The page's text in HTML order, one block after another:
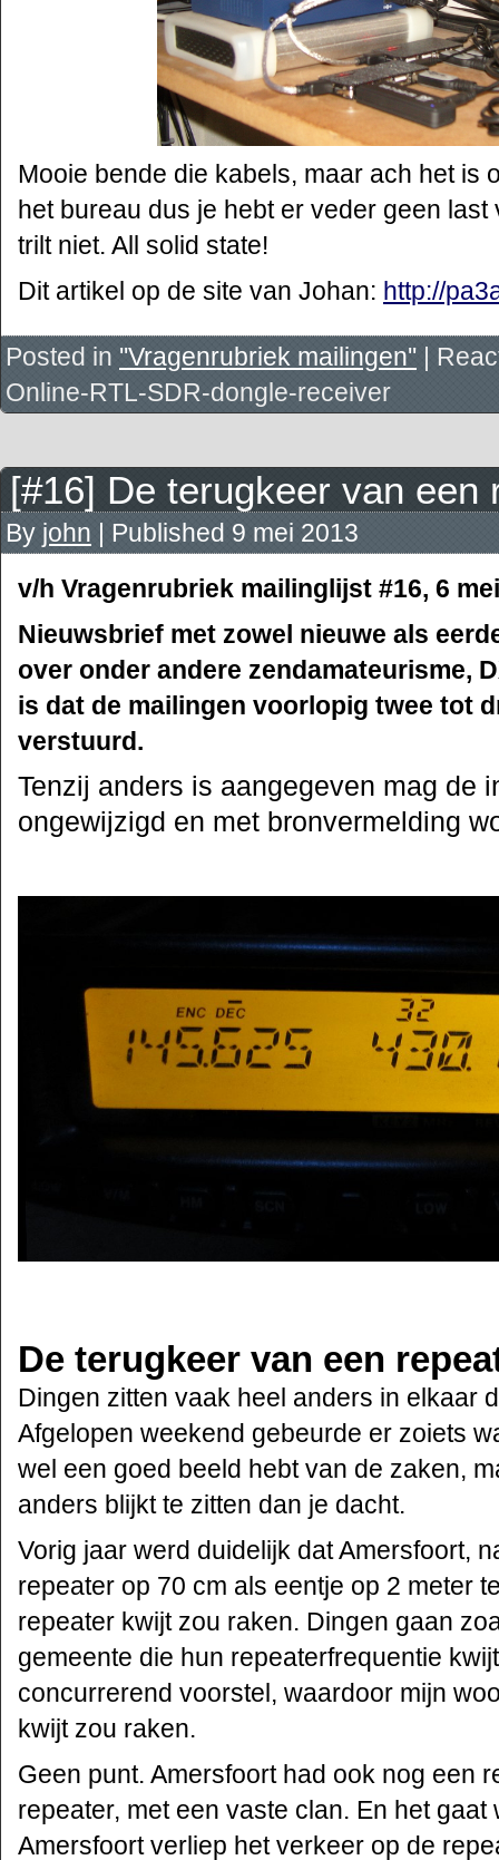
Mooie bende die kabels, maar ach het is
het bureau dus je hebt er veder geen
trilt niet. All solid state!
Dit artikel op de site van Johan: http://
Posted in ''Vragenrubriek mailingen''
Online-RTL-SDR-dongle-receiver
[#16] De terugkeer van een
By john Published 9 mei 2013
v/h Vragenrubriek mailinglijst #16, 6
Nieuwsbrief met zowel nieuwe als
over onder andere zendamateurisme,
is dat de mailingen voorlopig twee tot
verstuurd.
Tenzij anders is aangegeven mag de
ongewijzigd en met bronvermelding
De terugkeer van een
Dingen zitten vaak heel anders in elkaar
Afgelopen weekend gebeurde er zoiets
wel een goed beeld hebt van de zaken,
anders blijkt te zitten dan je dacht.
Vorig jaar werd duidelijk dat Amersfoort,
repeater op 70 cm als eentje op 2 meter
repeater kwijt zou raken. Dingen gaan
gemeente die hun repeaterfrequentie
concurrerend voorstel, waardoor mijn
kwijt zou raken.
Geen punt. Amersfoort had ook nog een
repeater, met een vaste clan. En het
Amersfoort verliep het verkeer op de